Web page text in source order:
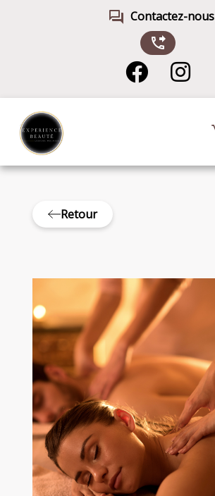
forum Contactez-nous
phone_forwarded
Retour